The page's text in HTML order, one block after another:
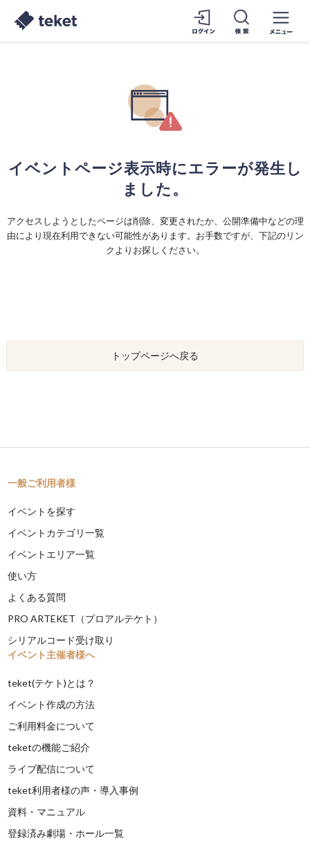
イベントページ表示時にエラーが発生し
ました。
アクセスしようとしたページは削除、変更されたか、公開準備中などの理
由により現在利用できない可能性があります。お手数ですが、下記のリン
クよりお探しください。
トップページへ戻る
一般ご利用者様
イベントを探す
イベントカテゴリ一覧
イベントエリア一覧
使い方
よくある質問
PRO ARTEKET（プロアルテケト）
シリアルコード受け取り
イベント主催者様へ
teket(テケト)とは？
イベント作成の方法
ご利用料金について
teketの機能ご紹介
ライブ配信について
teket利用者様の声・導入事例
資料・マニュアル
登録済み劇場・ホール一覧